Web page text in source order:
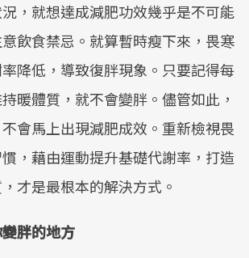
Mute
，就想達成減肥功效幾乎是不可能
飲食禁忌。就算暫時瘦下來，畏寒
降低，導致復胖現象。只要記得每
暖體質，就不會變胖。儘管如此，
會馬上出現減肥成效。重新檢視畏
，藉由運動提升基礎代謝率，打造
才是最根本的解決方式。
胖的地方